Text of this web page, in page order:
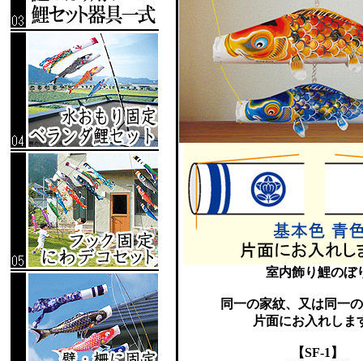
室内飾り鯉のぼ
同一の家紋、又は同一
片面にお入れしま
【SF-1】